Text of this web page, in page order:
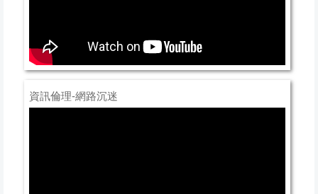
資訊倫理-網路沉迷